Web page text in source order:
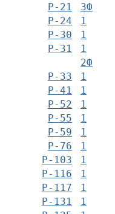
Р-21
3Ф
Р-24
1
Р-30
1
Р-31
1
2Ф
Р-33
1
Р-41
1
Р-52
1
Р-55
1
Р-59
1
Р-76
1
Р-103
1
Р-116
1
Р-117
1
Р-131
1